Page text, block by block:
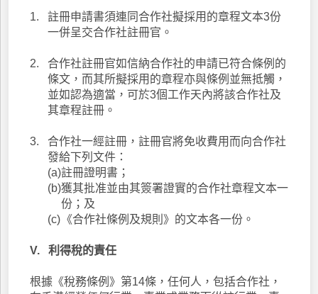
1.
註冊申請書須連同合作社擬採用的章程文本3份
一併呈交合作社註冊官。
2.
合作社註冊官如信納合作社的申請已符合條例的
條文，而其所擬採用的章程亦與條例並無抵觸，
並如認為適當，可於3個工作天內將該合作社及
其章程註冊。
3.
合作社一經註冊，註冊官將免收費用而向合作社
發給下列文件：
(a)註冊證明書；
(b)獲其批准並由其簽署證實的合作社章程文本一
份；及
(c) 《合作社條例及規則》的文本各一份。
V. 利得稅的責任
根據《稅務條例》第14條，任何人，包括合作社，